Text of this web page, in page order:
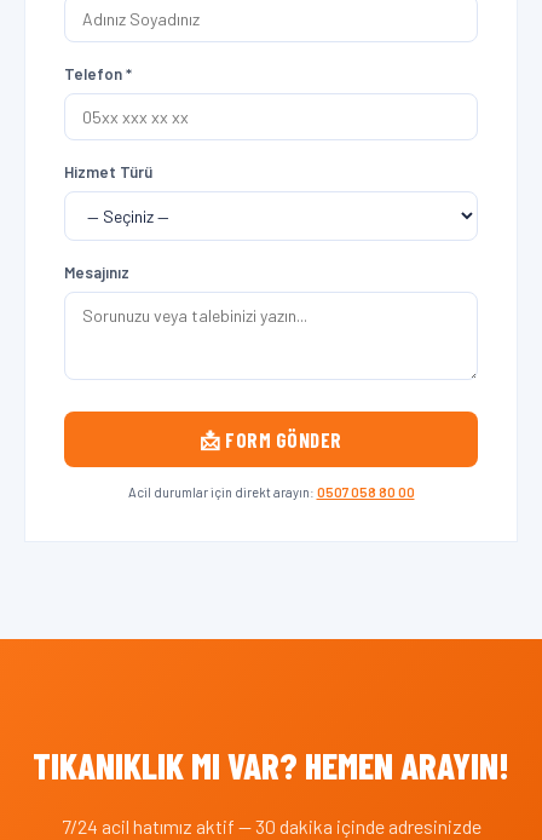
Telefon *
Hizmet Türü
Mesajınız
📩 FORM GÖNDER
Acil durumlar için direkt arayın: 0507 058 80 00
TIKANIKLIK MI VAR? HEMEN ARAYIN!
7/24 acil hatımız aktif — 30 dakika içinde adresinizde